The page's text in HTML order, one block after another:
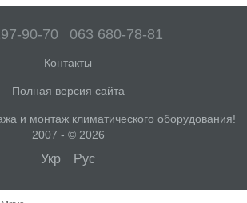
90-70 063 680-78-81
Контакты
Полная версия сайта
и монтаж климатического оборудования!
2007 - © 2026
Укр Рус